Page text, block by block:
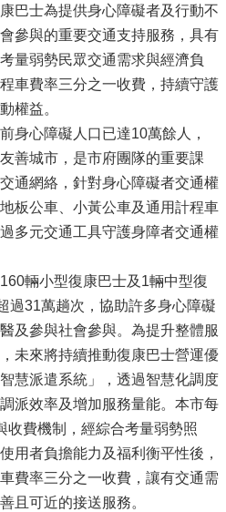
巴士為提供身心障礙者及行動不
參與的重要交通支持服務，具有
量弱勢民眾交通需求與經濟負
車費率三分之一收費，持續守護
權益。
身心障礙人口已達10萬餘人，
善城市，是市府團隊的重要課
通網絡，針對身心障礙者交通權
板公車、小黃公車及通用計程車
多元交通工具守護身障者交通權
輛小型復康巴士及1輛中型復
過31萬趟次，協助許多身心障礙
及參與社會參與。為提升整體服
未來將持續推動復康巴士營運優
慧派遣系統」，透過智慧化調度
派效率及增加服務量能。本市每
收費機制，經綜合考量弱勢照
用者負擔能力及福利衡平性後，
費率三分之一收費，讓有交通需
且可近的接送服務。